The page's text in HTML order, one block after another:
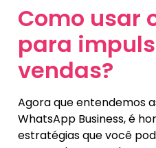
Como usar
para
vendas?
Agora que entendemos
WhatsApp Business, é
estratégias que você